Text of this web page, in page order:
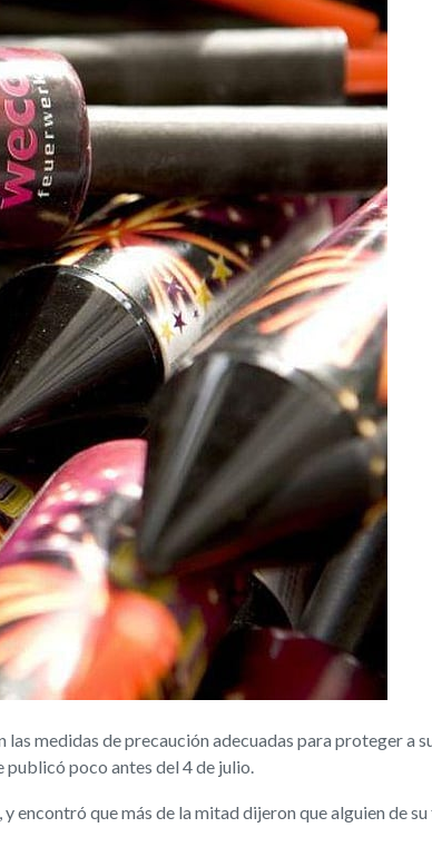
medidas de precaución adecuadas para proteger a
publicó poco antes del 4 de julio.
encontró que más de la mitad dijeron que alguien de